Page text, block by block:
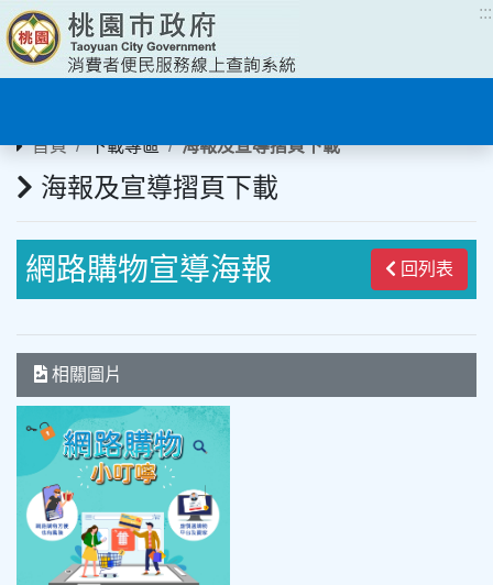
:::
首頁 下載專區 海報及宣導摺頁下載
海報及宣導摺頁下載
網路購物宣導海報 回列表
相關圖片